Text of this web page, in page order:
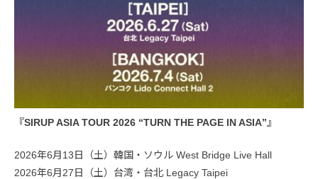
『SIRUP ASIA TOUR 2026 “TURN THE PAGE IN ASIA”』
2026年6月13日（土）韓国・ソウル West Bridge Live Hall
2026年6月27日（土）台湾・台北 Legacy Taipei